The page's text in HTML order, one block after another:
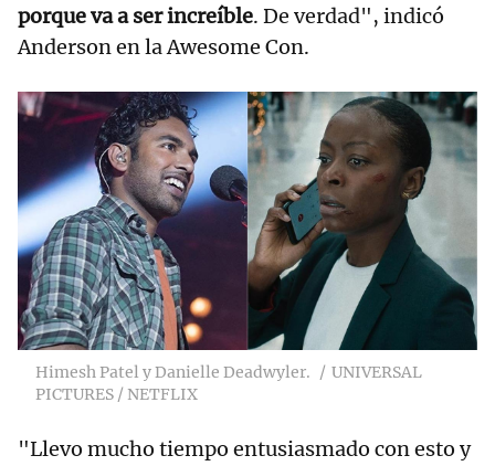
porque va a ser increíble. De verdad", indicó
Anderson en la Awesome Con.
Himesh Patel y Danielle Deadwyler.
UNIVERSAL
PICTURES / NETFLIX
"Llevo mucho tiempo entusiasmado con esto y